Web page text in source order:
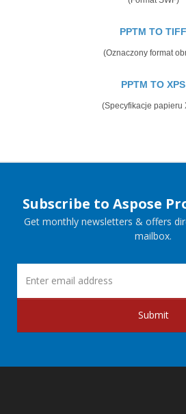
PPTM TO TIFF
(Oznaczony format
PPTM TO XPS
(Specyfikacje papieru
Subscribe to Aspose
Get monthly newsletters & offers
mailbox.
Submit